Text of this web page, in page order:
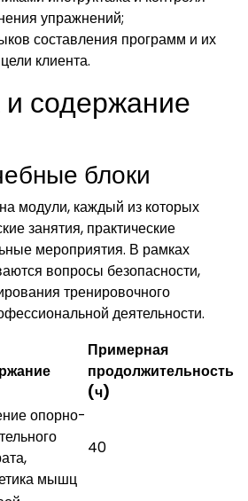
упражнений;
составления программ и их
клиента.
и содержание
блоки
модули, каждый из которых
занятия, практические
мероприятия. В рамках
вопросы безопасности,
тренировочного
деятельности.
Примерная
продолжительность
(ч)
опорно-
мышц
40